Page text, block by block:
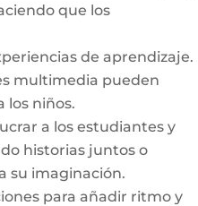
que los
de aprendizaje.
multimedia pueden
los niños.
a los estudiantes y
historias juntos o
su imaginación.
para añadir ritmo y